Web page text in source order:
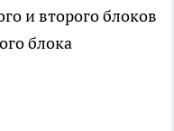
и второго блоков
блока